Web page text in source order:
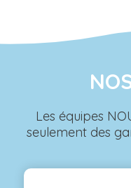
Les équipes
seulement des